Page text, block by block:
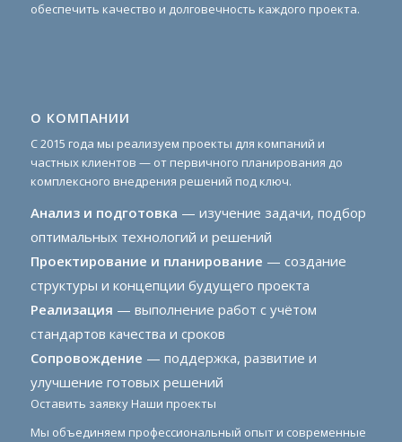
обеспечить качество и долговечность каждого проекта.
О КОМПАНИИ
С 2015 года мы реализуем проекты для компаний и
частных клиентов — от первичного планирования до
комплексного внедрения решений под ключ.
Анализ и подготовка — изучение задачи, подбор
оптимальных технологий и решений
Проектирование и планирование — создание
структуры и концепции будущего проекта
Реализация — выполнение работ с учётом
стандартов качества и сроков
Сопровождение — поддержка, развитие и
улучшение готовых решений
Оставить заявку Наши проекты
Мы объединяем профессиональный опыт и современные